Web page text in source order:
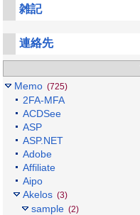
雑記
連絡先
Memo (725)
2FA-MFA
ACDSee
ASP
ASP.NET
Adobe
Affiliate
Aipo
Akelos (3)
sample (2)